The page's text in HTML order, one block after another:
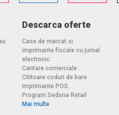
Descarca oferte
Case de marcat si
imprimante fiscale cu jurnal
electronic
Cantare comerciale
Cititoare coduri de bare
Imprimante POS
Program Sedona Retail
Mai multe